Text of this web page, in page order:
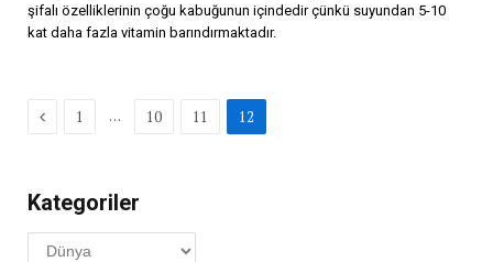
şifalı özelliklerinin çoğu kabuğunun içindedir çünkü suyundan 5-10
kat daha fazla vitamin barındırmaktadır.
Previous
1 … 10 11 12
Kategoriler
Kategoriler